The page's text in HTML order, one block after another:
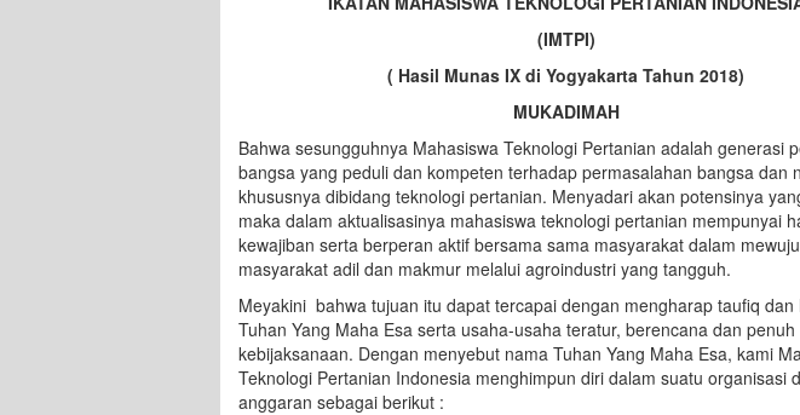
(IMTPI)
( Hasil Munas IX di Yogyakarta Tahun 2018)
MUKADIMAH
Bahwa sesungguhnya Mahasiswa Teknologi Pertanian adalah generasi
bangsa yang peduli dan kompeten terhadap permasalahan bangsa dan
khususnya dibidang teknologi pertanian. Menyadari akan potensinya
maka dalam aktualisasinya mahasiswa teknologi pertanian mempunyai
kewajiban serta berperan aktif bersama sama masyarakat dalam
masyarakat adil dan makmur melalui agroindustri yang tangguh.
Meyakini bahwa tujuan itu dapat tercapai dengan mengharap taufiq dan
Tuhan Yang Maha Esa serta usaha-usaha teratur, berencana dan penuh
kebijaksanaan. Dengan menyebut nama Tuhan Yang Maha Esa, kami
Teknologi Pertanian Indonesia menghimpun diri dalam suatu organisasi
anggaran sebagai berikut :